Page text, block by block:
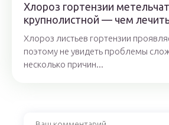
Хлороз гортензии
крупнолистной — чем
Хлороз листьев гортензии
поэтому не увидеть проблемы
несколько причин...